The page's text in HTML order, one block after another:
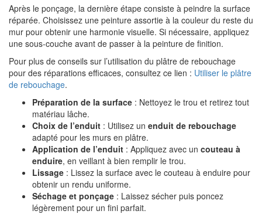
Après le ponçage, la dernière étape consiste à peindre la surface
réparée. Choisissez une peinture assortie à la couleur du reste du
mur pour obtenir une harmonie visuelle. Si nécessaire, appliquez
une sous-couche avant de passer à la peinture de finition.
Pour plus de conseils sur l’utilisation du plâtre de rebouchage
pour des réparations efficaces, consultez ce lien : Utiliser le plâtre
de rebouchage.
Préparation de la surface : Nettoyez le trou et retirez tout
matériau lâche.
Choix de l’enduit : Utilisez un enduit de rebouchage
adapté pour les murs en plâtre.
Application de l’enduit : Appliquez avec un couteau à
enduire, en veillant à bien remplir le trou.
Lissage : Lissez la surface avec le couteau à enduire pour
obtenir un rendu uniforme.
Séchage et ponçage : Laissez sécher puis poncez
légèrement pour un fini parfait.